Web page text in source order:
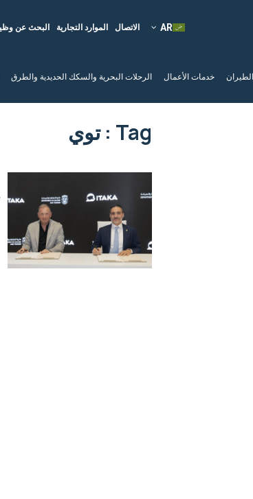
البحث عن الموارد التجارية الاتصال
الطيران خدمات الأعمال الرحلات البحرية والسكك الحديدية والطرق
Tag : توي